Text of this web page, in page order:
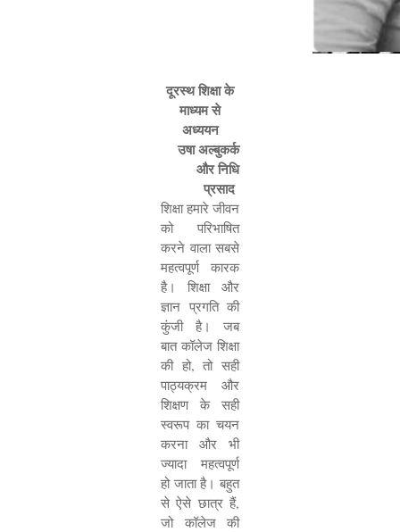
दूरस्थ शिक्षा के
माध्यम से
अध्ययन
उषा अल्बुकर्क
और निधि
प्रसाद
शिक्षा हमारे जीवन
को परिभाषित
करने वाला सबसे
महत्वपूर्ण कारक
है। शिक्षा और
ज्ञान प्रगति की
कुंजी है। जब
बात कॉलेज शिक्षा
की हो,तो सही
पाठ्यक्रम और
शिक्षण के सही
स्वरूप का चयन
करना और भी
ज्यादा महत्वपूर्ण
हो जाता है। बहुत
से ऐसे छात्र हैं,
जो कॉलेज की